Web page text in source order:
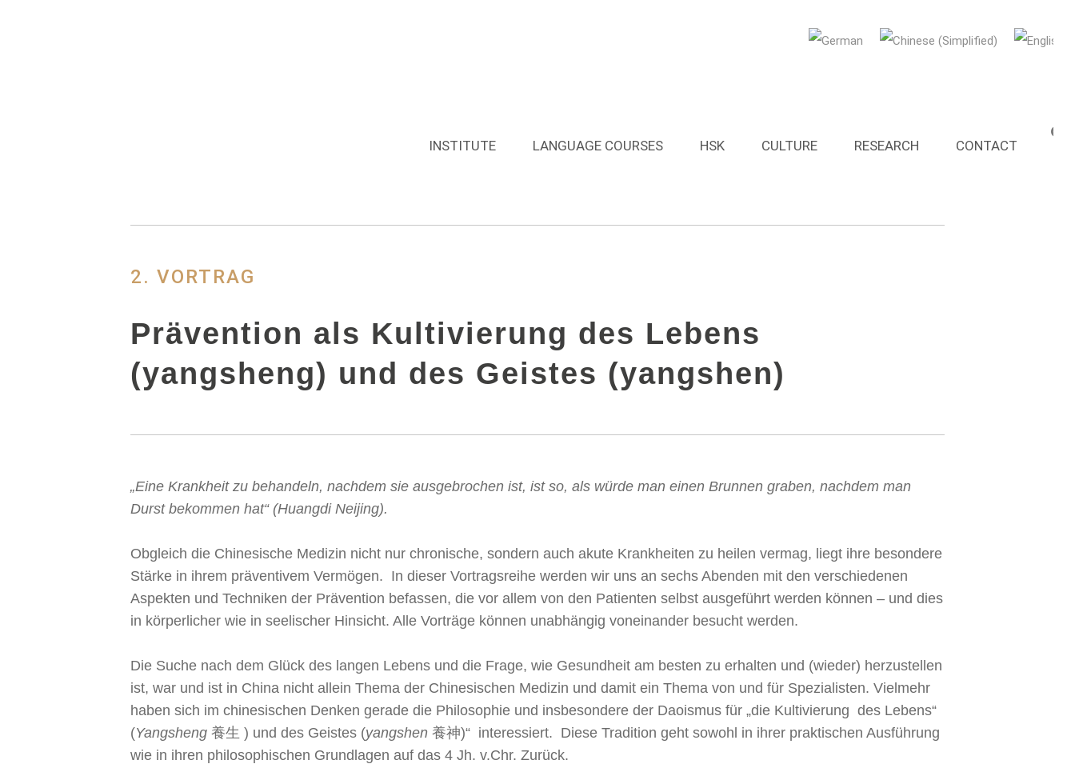
INSTITUTE LANGUAGE COURSES HSK CULTURE RESEARCH CONTACT
Chinesischen Medizin
2. VORTRAG
Prävention als Kultivierung des Lebens
(yangsheng) und des Geistes (yangshen)
„Eine Krankheit zu behandeln, nachdem sie ausgebrochen ist, ist so, als würde man einen Brunnen graben, nachdem man
Durst bekommen hat“ (Huangdi Neijing).
Obgleich die Chinesische Medizin nicht nur chronische, sondern auch akute Krankheiten zu heilen vermag, liegt ihre besondere
Stärke in ihrem präventivem Vermögen. In dieser Vortragsreihe werden wir uns an sechs Abenden mit den verschiedenen
Aspekten und Techniken der Prävention befassen, die vor allem von den Patienten selbst ausgeführt werden können – und dies
in körperlicher wie in seelischer Hinsicht. Alle Vorträge können unabhängig voneinander besucht werden.
Die Suche nach dem Glück des langen Lebens und die Frage, wie Gesundheit am besten zu erhalten und (wieder) herzustellen
ist, war und ist in China nicht allein Thema der Chinesischen Medizin und damit ein Thema von und für Spezialisten. Vielmehr
haben sich im chinesischen Denken gerade die Philosophie und insbesondere der Daoismus für „die Kultivierung des Lebens“
(Yangsheng 養生 ) und des Geistes (yangshen 養神)“ interessiert. Diese Tradition geht sowohl in ihrer praktischen Ausführung
wie in ihren philosophischen Grundlagen auf das 4 Jh. v.Chr. Zurück.